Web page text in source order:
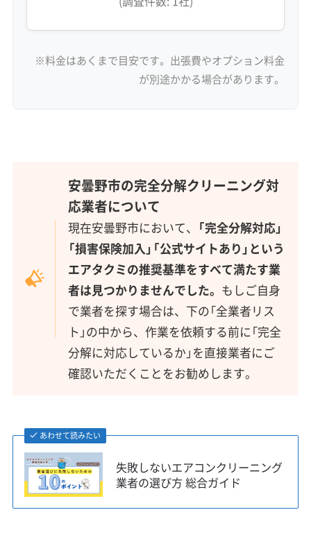
※料金はあくまで目安です。出張費やオプション料金
が別途かかる場合があります。
安曇野市の完全分解クリーニング対
応業者について
現在安曇野市において、 「完全分解対応」
「損害保険加入」「公式サイトあり」という
エアタクミの推奨基準をすべて満たす業
者は見つかりませんでした。 もしご自身
で業者を探す場合は、下の「全業者リス
ト」の中から、作業を依頼する前に「完全
分解に対応しているか」を直接業者にご
確認いただくことをお勧めします。
あわせて読みたい
失敗しないエアコンクリーニング
業者の選び方 総合ガイド